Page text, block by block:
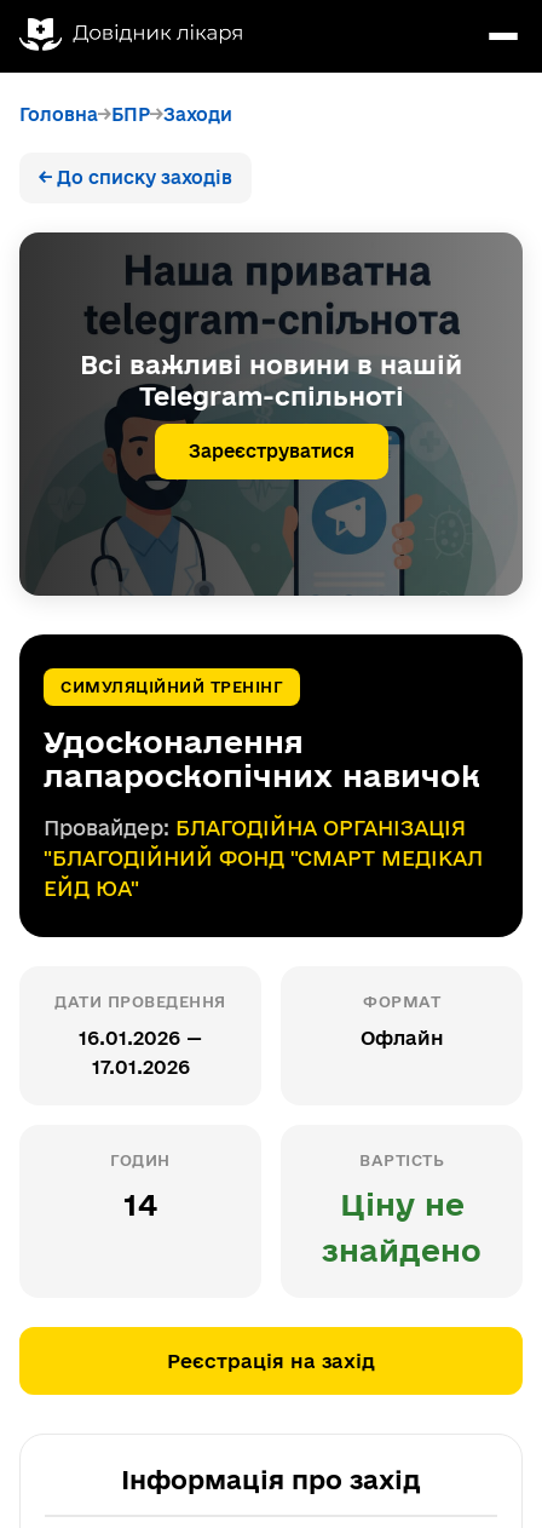
Головна БПР Заходи
← До списку заходів
Всі важливі новини в нашій
Telegram-спільноті
Зареєструватися
СИМУЛЯЦІЙНИЙ ТРЕНІНГ
Удосконалення
лапароскопічних навичок
Провайдер: БЛАГОДІЙНА ОРГАНІЗАЦІЯ
"БЛАГОДІЙНИЙ ФОНД "СМАРТ МЕДІКАЛ
ЕЙД ЮА"
ДАТИ ПРОВЕДЕННЯ
16.01.2026 —
17.01.2026
ФОРМАТ
Офлайн
ГОДИН
14
ВАРТІСТЬ
Ціну не
знайдено
Реєстрація на захід
Інформація про захід